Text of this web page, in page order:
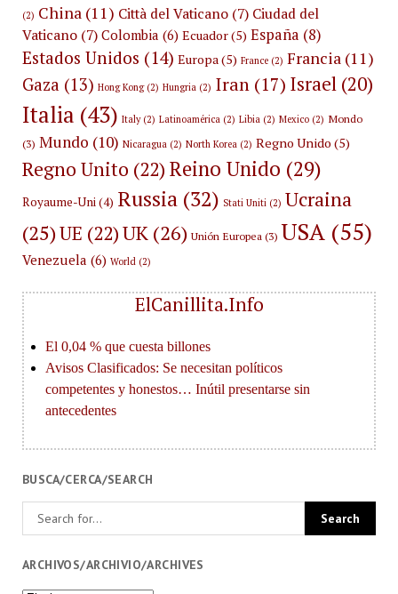
(2) China(11) Città del Vaticano(7) Ciudad del
Vaticano(7) Colombia (6) Ecuador(5) España (8)
Estados Unidos (14) Europa(5) France(2) Francia(11)
Gaza (13) Hong Kong(2) Hungria(2) Iran(17) Israel(20)
Italia (43) Italy(2) Latinoamérica(2) Libia(2) Mexico(2) Mondo
(3) Mundo (10) Nicaragua(2) North Korea(2) Regno Unido (5)
Regno Unito (22) Reino Unido (29)
Royaume-Uni(4) Russia(32) Stati Uniti(2) Ucraina
(25)UE (22)UK(26) Unión Europea (3) USA(55)
Venezuela (6) World(2)
ElCanillita.Info
BUSCA/CERCA/SEARCH
ARCHIVOS/ARCHIVIO/ARCHIVES